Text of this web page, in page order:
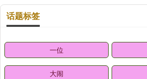
话题标签
一位
大闹